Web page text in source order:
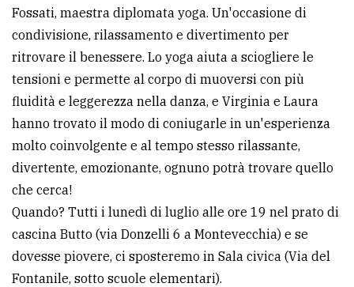
Cerca
per
comune
Ricerca
avanzata
LE
ALTRE
TESTATE
Fossati, maestra diplomata yoga. Un'occasione di
condivisione, rilassamento e divertimento per
ritrovare il benessere. Lo yoga aiuta a sciogliere le
tensioni e permette al corpo di muoversi con più
fluidità e leggerezza nella danza, e Virginia e Laura
hanno trovato il modo di coniugarle in un'esperienza
molto coinvolgente e al tempo stesso rilassante,
divertente, emozionante, ognuno potrà trovare quello
che cerca!
Quando? Tutti i lunedì di luglio alle ore 19 nel prato di
cascina Butto (via Donzelli 6 a Montevecchia) e se
dovesse piovere, ci sposteremo in Sala civica (Via del
Fontanile, sotto scuole elementari).